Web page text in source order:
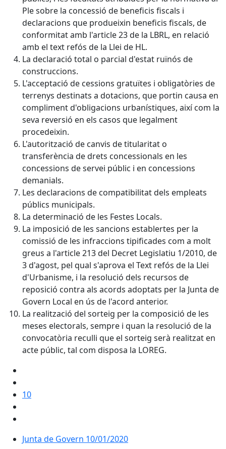
Ple sobre la concessió de beneficis fiscals i
declaracions que produeixin beneficis fiscals, de
conformitat amb l'article 23 de la LBRL, en relació
amb el text refós de la Llei de HL.
La declaració total o parcial d'estat ruïnós de
construccions.
L'acceptació de cessions gratuïtes i obligatòries de
terrenys destinats a dotacions, que portin causa en
compliment d'obligacions urbanístiques, així com la
seva reversió en els casos que legalment
procedeixin.
L'autorització de canvis de titularitat o
transferència de drets concessionals en les
concessions de servei públic i en concessions
demanials.
Les declaracions de compatibilitat dels empleats
públics municipals.
La determinació de les Festes Locals.
La imposició de les sancions establertes per la
comissió de les infraccions tipificades com a molt
greus a l'article 213 del Decret Legislatiu 1/2010, de
3 d'agost, pel qual s'aprova el Text refós de la Llei
d'Urbanisme, i la resolució dels recursos de
reposició contra als acords adoptats per la Junta de
Govern Local en ús de l'acord anterior.
La realització del sorteig per la composició de les
meses electorals, sempre i quan la resolució de la
convocatòria reculli que el sorteig serà realitzat en
acte públic, tal com disposa la LOREG.
10
Junta de Govern 10/01/2020